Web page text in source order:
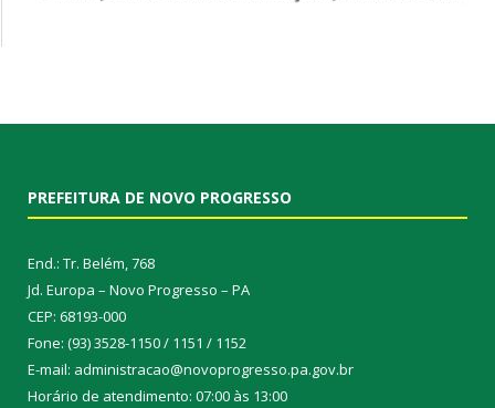
PREFEITURA DE NOVO PROGRESSO
End.: Tr. Belém, 768
Jd. Europa – Novo Progresso – PA
CEP: 68193-000
Fone: (93) 3528-1150 / 1151 / 1152
E-mail: administracao@novoprogresso.pa.gov.br
Horário de atendimento: 07:00 às 13:00